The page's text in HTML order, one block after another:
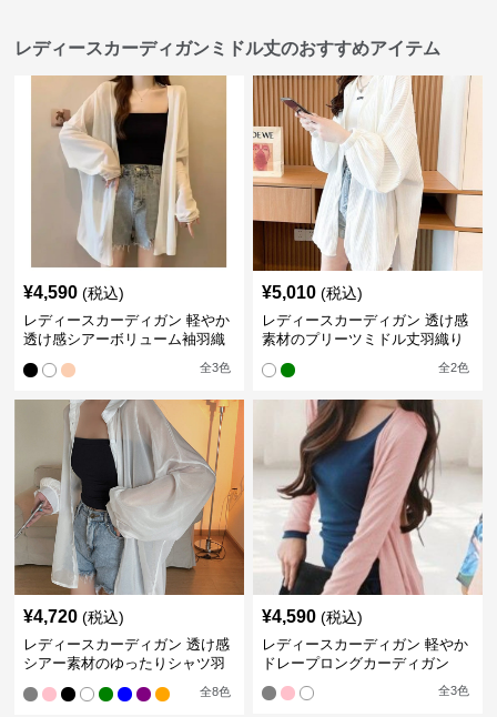
レディースカーディガンミドル丈のおすすめアイテム
¥4,590 (税込)
レディースカーディガン 軽やか
透け感シアーボリューム袖羽織
全3色
¥5,010 (税込)
レディースカーディガン 透け感
素材のプリーツミドル丈羽織り
全2色
¥4,720 (税込)
レディースカーディガン 透け感
シアー素材のゆったりシャツ羽
全8色
¥4,590 (税込)
レディースカーディガン 軽やか
ドレープロングカーディガン
全3色